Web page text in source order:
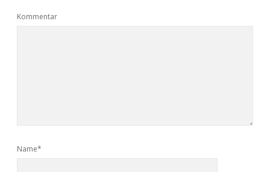
Kommentar
Name*